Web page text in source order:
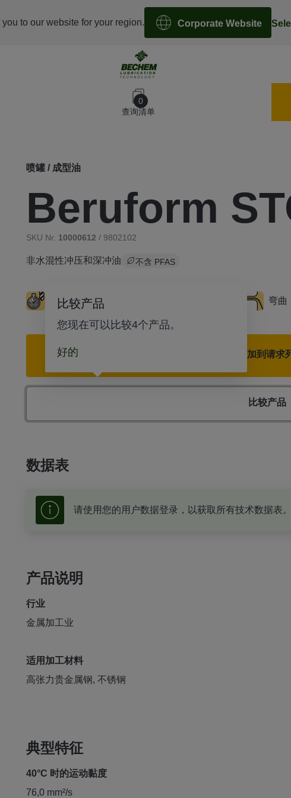
0
查询清单
to our website for your region. Corporate Website
喷罐 / 成型油
Beruform
SKU Nr. 10000612 / 9802102
非水混性冲压和深冲油 不含 PFAS
工具寿命长 弯曲
添加到请求
比较产品
比较产品
您现在可以比较4个产品。
好的
数据表
请使用您的用户数据登录，以获取所有技术数据表。
产品说明
行业
金属加工业
适用加工材料
高张力贵金属钢, 不锈钢
典型特征
40°C 时的运动黏度
76,0 mm²/s